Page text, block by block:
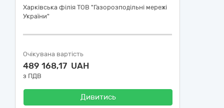
Харківська філія ТОВ "Газорозподільні мережі
України"
Очікувана вартість
489 168,17 UAH
з ПДВ
Дивитись